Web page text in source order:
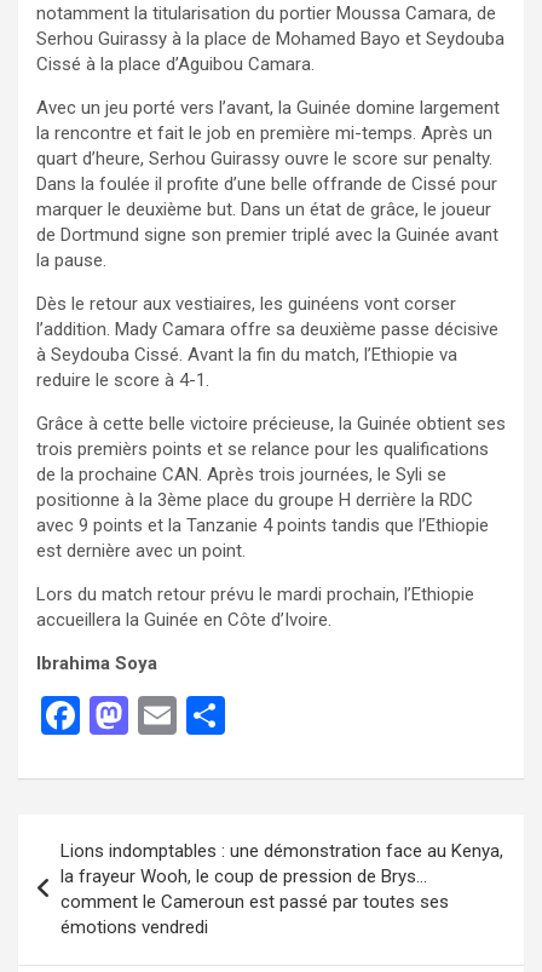
notamment la titularisation du portier Moussa Camara, de
Serhou Guirassy à la place de Mohamed Bayo et Seydouba
Cissé à la place d’Aguibou Camara.
Avec un jeu porté vers l’avant, la Guinée domine largement
la rencontre et fait le job en première mi-temps. Après un
quart d’heure, Serhou Guirassy ouvre le score sur penalty.
Dans la foulée il profite d’une belle offrande de Cissé pour
marquer le deuxième but. Dans un état de grâce, le joueur
de Dortmund signe son premier triplé avec la Guinée avant
la pause.
Dès le retour aux vestiaires, les guinéens vont corser
l’addition. Mady Camara offre sa deuxième passe décisive
à Seydouba Cissé. Avant la fin du match, l’Ethiopie va
reduire le score à 4-1.
Grâce à cette belle victoire précieuse, la Guinée obtient ses
trois premièrs points et se relance pour les qualifications
de la prochaine CAN. Après trois journées, le Syli se
positionne à la 3ème place du groupe H derrière la RDC
avec 9 points et la Tanzanie 4 points tandis que l’Ethiopie
est dernière avec un point.
Lors du match retour prévu le mardi prochain, l’Ethiopie
accueillera la Guinée en Côte d’Ivoire.
Ibrahima Soya
F
ce
o
o
k
M
st
o
d
o
n
E
ail ta
er
Lions indomptables : une démonstration face au Kenya,
la frayeur Wooh, le coup de pression de Brys…
comment le Cameroun est passé par toutes ses
émotions vendredi